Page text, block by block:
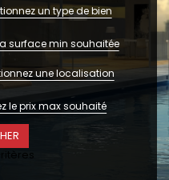
impayés
un type de bien
une localisation